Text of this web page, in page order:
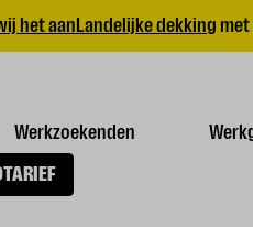
het aanLandelijke dekking
Werkzoekenden